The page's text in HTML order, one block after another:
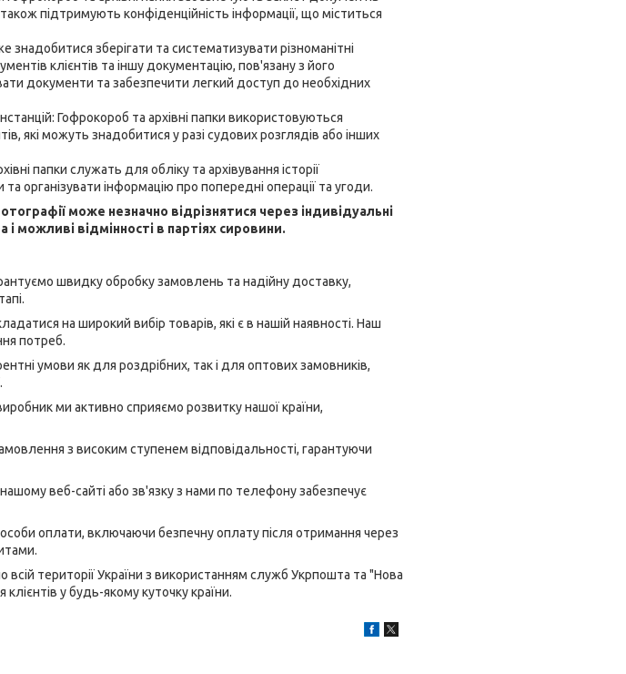
підтримують конфіденційність інформації, що міститься
знадобитися зберігати та систематизувати різноманітні
клієнтів та іншу документацію, пов'язану з його
документи та забезпечити легкий доступ до необхідних
Гофрокороб та архівні папки використовуються
які можуть знадобитися у разі судових розглядів або інших
папки служать для обліку та архівування історії
організувати інформацію про попередні операції та угоди.
може незначно відрізнятися через індивідуальні
можливі відмінності в партіях сировини.
швидку обробку замовлень та надійну доставку,
на широкий вибір товарів, які є в нашій наявності. Наш
потреб.
умови як для роздрібних, так і для оптових замовників,
ми активно сприяємо розвитку нашої країни,
з високим ступенем відповідальності, гарантуючи
веб-сайті або зв'язку з нами по телефону забезпечує
оплати, включаючи безпечну оплату після отримання через
території України з використанням служб Укрпошта та "Нова
у будь-якому куточку країни.